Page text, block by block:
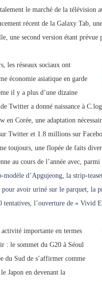
nt le marché de la télévision
récent de la Galaxy Tab,
une second version étant prévue
les réseaux sociaux ont
économie asiatique en garde
il y a plus d’une dizaine
Twitter a donné naissance à
Corée, une adaptation
Twitter et 1.8 millions sur
toujours, une flopée de faits
au cours de l’année avec,
modèle d’Apgujeong, la strip-
pour avoir uriné sur le parquet, la
tentatives, l’ouverture de « Vivid
importante en termes
: le sommet du G20 à Séoul
du Sud de s’affirmer comme
Japon en devenant la